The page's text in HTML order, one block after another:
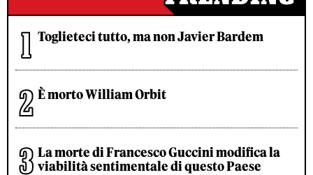
Toglieteci tutto, ma non Javier Bardem
È morto William Orbit
La morte di Francesco Guccini modifica la
viabilità sentimentale di questo Paese